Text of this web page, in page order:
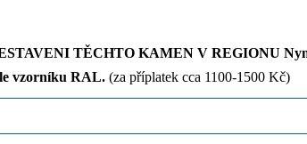
TĚCHTO KAMEN V REGIONU
vzorníku RAL. (za příplatek cca 1100-1500 Kč)